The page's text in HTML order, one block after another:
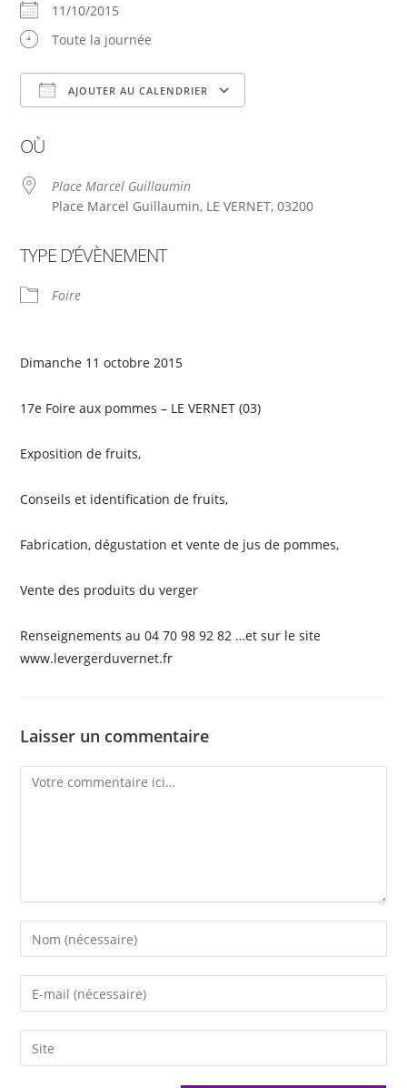
11/10/2015
Toute la journée
AJOUTER AU CALENDRIER
OÙ
Place Marcel Guillaumin
Place Marcel Guillaumin, LE VERNET, 03200
TYPE D’ÉVÈNEMENT
Foire
Dimanche 11 octobre 2015
17e Foire aux pommes – LE VERNET (03)
Exposition de fruits,
Conseils et identification de fruits,
Fabrication, dégustation et vente de jus de pommes,
Vente des produits du verger
Renseignements au 04 70 98 92 82 …et sur le site
www.levergerduvernet.fr
Laisser un commentaire